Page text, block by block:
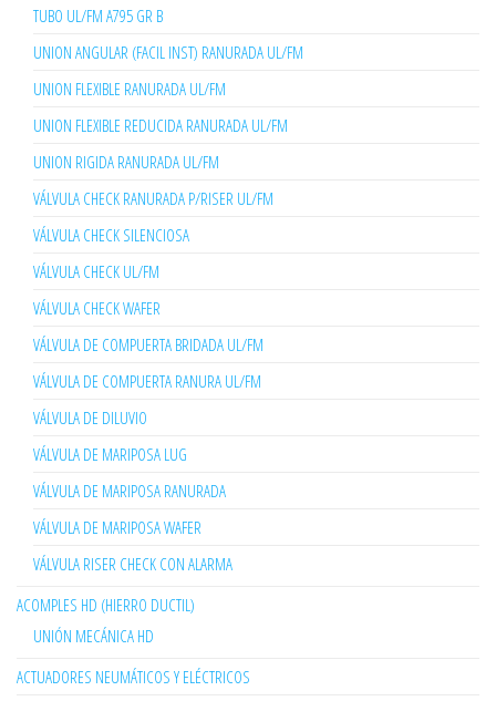
TUBO UL/FM A795 GR B
UNION ANGULAR (FACIL INST) RANURADA UL/FM
UNION FLEXIBLE RANURADA UL/FM
UNION FLEXIBLE REDUCIDA RANURADA UL/FM
UNION RIGIDA RANURADA UL/FM
VÁLVULA CHECK RANURADA P/RISER UL/FM
VÁLVULA CHECK SILENCIOSA
VÁLVULA CHECK UL/FM
VÁLVULA CHECK WAFER
VÁLVULA DE COMPUERTA BRIDADA UL/FM
VÁLVULA DE COMPUERTA RANURA UL/FM
VÁLVULA DE DILUVIO
VÁLVULA DE MARIPOSA LUG
VÁLVULA DE MARIPOSA RANURADA
VÁLVULA DE MARIPOSA WAFER
VÁLVULA RISER CHECK CON ALARMA
ACOMPLES HD (HIERRO DUCTIL)
UNIÓN MECÁNICA HD
ACTUADORES NEUMÁTICOS Y ELÉCTRICOS